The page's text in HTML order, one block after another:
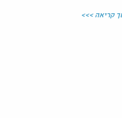
קריאה >>>